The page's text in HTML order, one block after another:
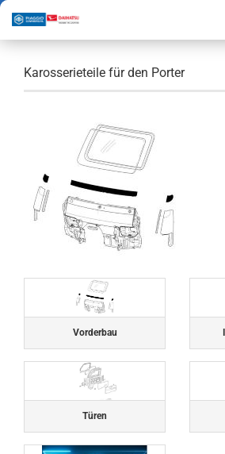
Karosserieteile für den Porter
Vorderbau
Türen